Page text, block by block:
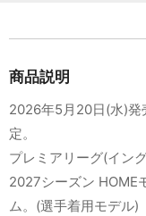
商品説明
2026年5月20日(水)発
定。
プレミアリーグ(イン
2027シーズン HOME
ム。(選手着用モデル)